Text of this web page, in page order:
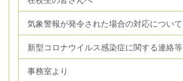
気象警報が発令された場合の対応について
新型コロナウイルス感染症に関する連絡等
事務室より